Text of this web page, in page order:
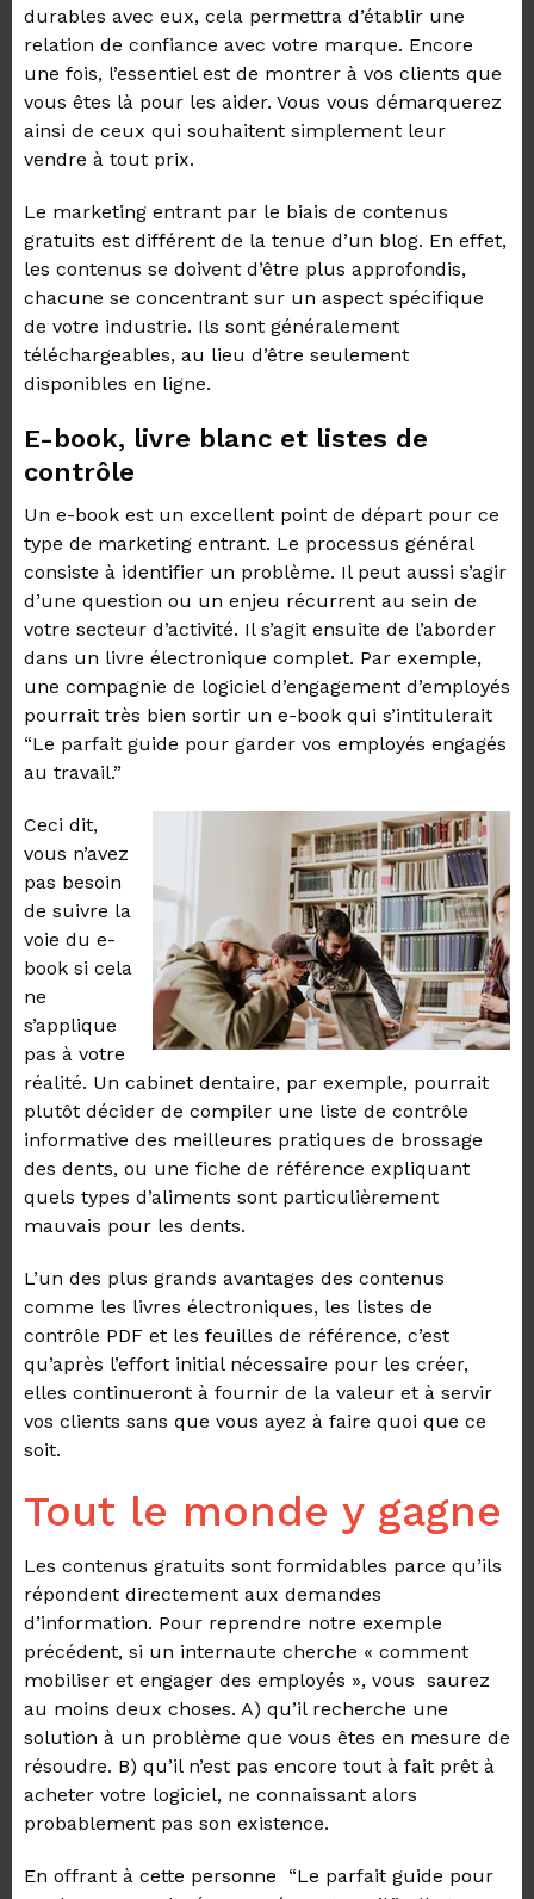
durables avec eux, cela permettra d’établir une
relation de confiance avec votre marque. Encore
une fois, l’essentiel est de montrer à vos clients que
vous êtes là pour les aider. Vous vous démarquerez
ainsi de ceux qui souhaitent simplement leur
vendre à tout prix.
Le marketing entrant par le biais de contenus
gratuits est différent de la tenue d’un blog. En effet,
les contenus se doivent d’être plus approfondis,
chacune se concentrant sur un aspect spécifique
de votre industrie. Ils sont généralement
téléchargeables, au lieu d’être seulement
disponibles en ligne.
E-book, livre blanc et listes de
contrôle
Un e-book est un excellent point de départ pour ce
type de marketing entrant. Le processus général
consiste à identifier un problème. Il peut aussi s’agir
d’une question ou un enjeu récurrent au sein de
votre secteur d’activité. Il s’agit ensuite de l’aborder
dans un livre électronique complet. Par exemple,
une compagnie de logiciel d’engagement d’employés
pourrait très bien sortir un e-book qui s’intitulerait
“Le parfait guide pour garder vos employés engagés
au travail.”
Ceci dit,
vous n’avez
pas besoin
de suivre la
voie du e-
book si cela
ne
s’applique
pas à votre
réalité. Un cabinet dentaire, par exemple, pourrait
plutôt décider de compiler une liste de contrôle
informative des meilleures pratiques de brossage
des dents, ou une fiche de référence expliquant
quels types d’aliments sont particulièrement
mauvais pour les dents.
L’un des plus grands avantages des contenus
comme les livres électroniques, les listes de
contrôle PDF et les feuilles de référence, c’est
qu’après l’effort initial nécessaire pour les créer,
elles continueront à fournir de la valeur et à servir
vos clients sans que vous ayez à faire quoi que ce
soit.
Tout le monde y gagne
Les contenus gratuits sont formidables parce qu’ils
répondent directement aux demandes
d’information. Pour reprendre notre exemple
précédent, si un internaute cherche « comment
mobiliser et engager des employés », vous saurez
au moins deux choses. A) qu’il recherche une
solution à un problème que vous êtes en mesure de
résoudre. B) qu’il n’est pas encore tout à fait prêt à
acheter votre logiciel, ne connaissant alors
probablement pas son existence.
En offrant à cette personne “Le parfait guide pour